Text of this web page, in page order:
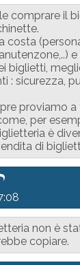
comprare il
costa
biglietti,
: sicurezza,
proviamo
per
è
di
non è
copiare.